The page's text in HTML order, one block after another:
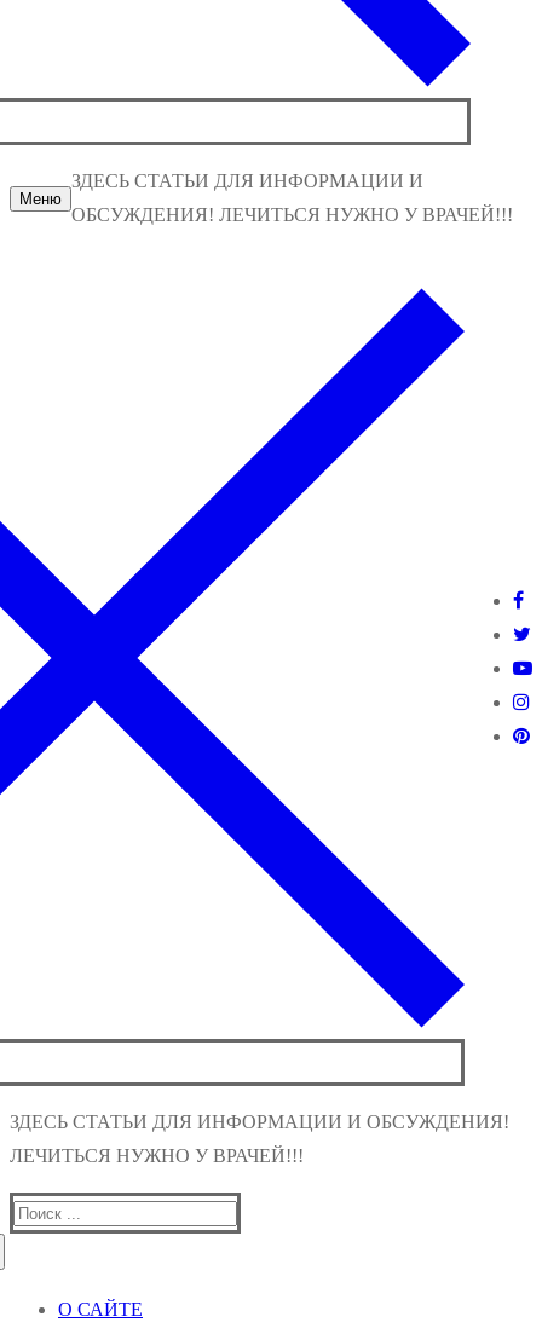
Меню
ЗДЕСЬ СТАТЬИ ДЛЯ ИНФОРМАЦИИ И
ОБСУЖДЕНИЯ! ЛЕЧИТЬСЯ НУЖНО У ВРАЧЕЙ!!!
ЗДЕСЬ СТАТЬИ ДЛЯ ИНФОРМАЦИИ И ОБСУЖДЕНИЯ!
ЛЕЧИТЬСЯ НУЖНО У ВРАЧЕЙ!!!
Найти:
О САЙТЕ